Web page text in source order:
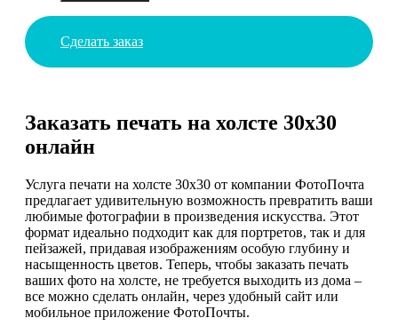
Сделать заказ
Заказать печать на холсте 30х30
онлайн
Услуга печати на холсте 30х30 от компании ФотоПочта
предлагает удивительную возможность превратить ваши
любимые фотографии в произведения искусства. Этот
формат идеально подходит как для портретов, так и для
пейзажей, придавая изображениям особую глубину и
насыщенность цветов. Теперь, чтобы заказать печать
ваших фото на холсте, не требуется выходить из дома –
все можно сделать онлайн, через удобный сайт или
мобильное приложение ФотоПочты.